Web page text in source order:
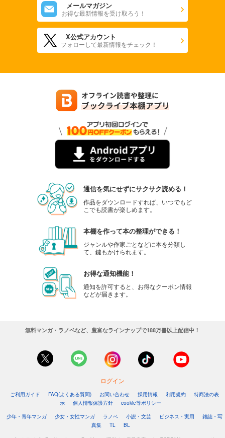
メールマガジン
お得な最新情報を受け取ろう！
X公式アカウント
フォローして最新情報をチェック！
通信を気にせずにサクサク読める！
作品をダウンロードすれば、いつでもど
こでも読書が楽しめます。
本棚を作って本の整理ができる！
ジャンルや作家ごとなどに本を分類し
て、鍵もかけられます。
お得な通知機能！
通知を許可すると、お得なクーポン情報
などが届きます。
無料マンガ・ラノベなど、豊富なラインナップで188万冊以上配信中！
ログイン
ご利用ガイド FAQ(よくある質問) お問い合わせ 採用情報 利用規約
特商法の表
示
個人情報保護方針
cookie等ポリシー
少年・青年マンガ
少女・女性マンガ ラノベ 小説・文芸 ビジネス・実用
雑誌・写
真集
TL BL